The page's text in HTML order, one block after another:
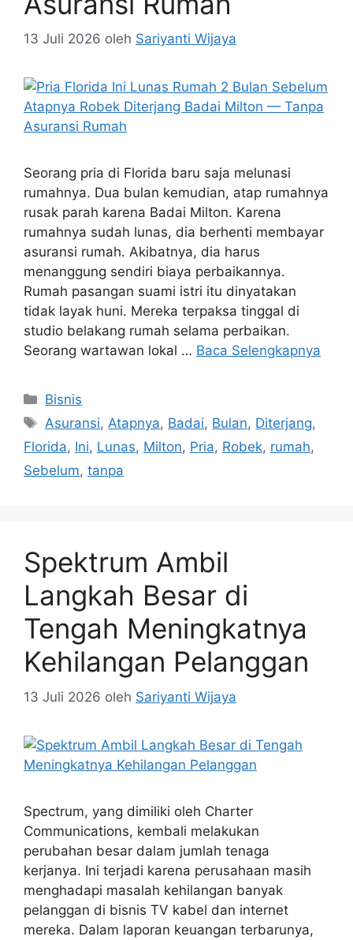
13 Juli 2026 oleh Sariyanti Wijaya
Seorang pria di Florida baru saja melunasi
rumahnya. Dua bulan kemudian, atap rumahnya
rusak parah karena Badai Milton. Karena
rumahnya sudah lunas, dia berhenti membayar
asuransi rumah. Akibatnya, dia harus
menanggung sendiri biaya perbaikannya.
Rumah pasangan suami istri itu dinyatakan
tidak layak huni. Mereka terpaksa tinggal di
studio belakang rumah selama perbaikan.
Seorang wartawan lokal … Baca Selengkapnya
Kategori
Bisnis
Tag
Asuransi,Atapnya, Badai, Bulan, Diterjang,
Florida, Ini, Lunas, Milton, Pria, Robek, rumah,
Sebelum, tanpa
Spektrum Ambil
Langkah Besar di
Tengah Meningkatnya
Kehilangan Pelanggan
13 Juli 2026 oleh Sariyanti Wijaya
Spectrum, yang dimiliki oleh Charter
Communications, kembali melakukan
perubahan besar dalam jumlah tenaga
kerjanya. Ini terjadi karena perusahaan masih
menghadapi masalah kehilangan banyak
pelanggan di bisnis TV kabel dan internet
mereka. Dalam laporan keuangan terbarunya,